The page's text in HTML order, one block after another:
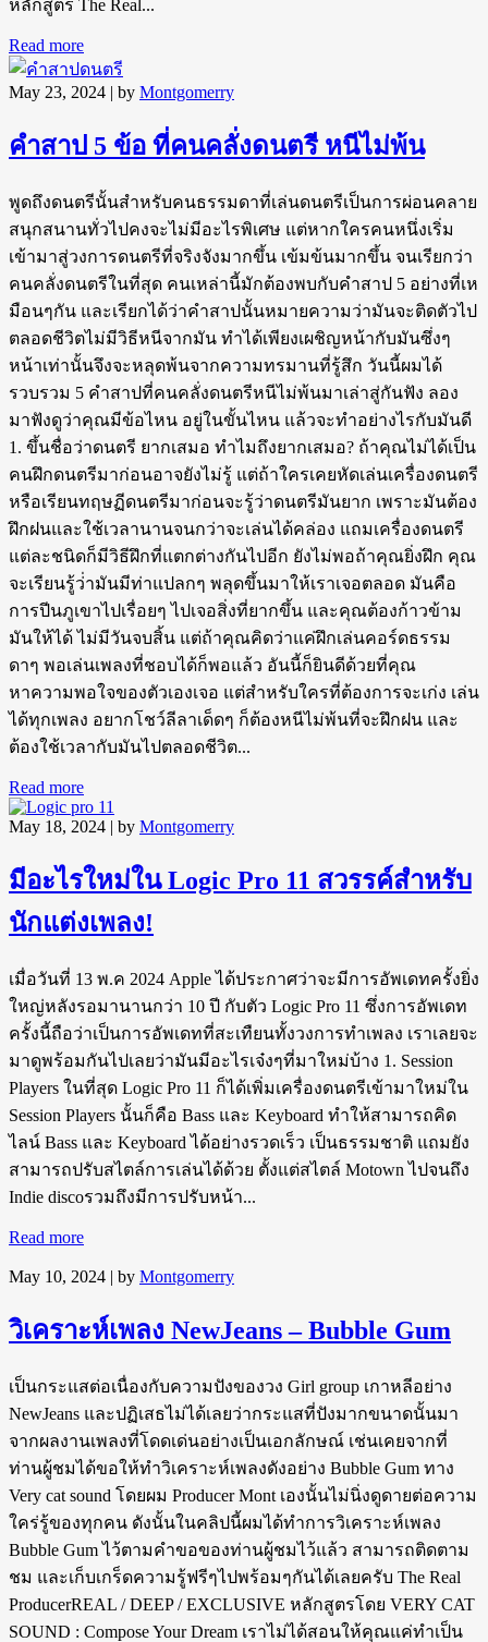
หลักสูตร The Real...
Read more
May 23, 2024 | by Montgomerry
คำสาป 5 ข้อ ที่คนคลั่งดนตรี หนีไม่พ้น
พูดถึงดนตรีนั้นสำหรับคนธรรมดาที่เล่นดนตรีเป็นการผ่อนคลาย
สนุกสนานทั่วไปคงจะไม่มีอะไรพิเศษ แต่หากใครคนหนึ่งเริ่ม
เข้ามาสู่วงการดนตรีที่จริงจังมากขึ้น เข้มข้นมากขึ้น จนเรียกว่า
คนคลั่งดนตรีในที่สุด คนเหล่านี้มักต้องพบกับคำสาป 5 อย่างที่เห
มือนๆกัน และเรียกได้ว่าคำสาปนั้นหมายความว่ามันจะติดตัวไป
ตลอดชีวิตไม่มีวิธีหนีจากมัน ทำได้เพียงเผชิญหน้ากับมันซึ่งๆ
หน้าเท่านั้นจึงจะหลุดพ้นจากความทรมานที่รู้สึก วันนี้ผมได้
รวบรวม 5 คำสาปที่คนคลั่งดนตรีหนีไม่พ้นมาเล่าสู่กันฟัง ลอง
มาฟังดูว่าคุณมีข้อไหน อยู่ในขั้นไหน แล้วจะทำอย่างไรกับมันดี
1. ขึ้นชื่อว่าดนตรี ยากเสมอ ทำไมถึงยากเสมอ? ถ้าคุณไม่ได้เป็น
คนฝึกดนตรีมาก่อนอาจยังไม่รู้ แต่ถ้าใครเคยหัดเล่นเครื่องดนตรี
หรือเรียนทฤษฏีดนตรีมาก่อนจะรู้ว่าดนตรีมันยาก เพราะมันต้อง
ฝึกฝนและใช้เวลานานจนกว่าจะเล่นได้คล่อง แถมเครื่องดนตรี
แต่ละชนิดก็มีวิธีฝึกที่แตกต่างกันไปอีก ยังไม่พอถ้าคุณยิ่งฝึก คุณ
จะเรียนรู้ว่่ามันมีท่าแปลกๆ พลุดขึ้นมาให้เราเจอตลอด มันคือ
การปีนภูเขาไปเรื่อยๆ ไปเจอสิ่งที่ยากขึ้น และคุณต้องก้าวข้าม
มันให้ได้ ไม่มีวันจบสิ้น แต่ถ้าคุณคิดว่าแค่ฝึกเล่นคอร์ดธรรม
ดาๆ พอเล่นเพลงที่ชอบได้ก็พอแล้ว อันนี้ก็ยินดีด้วยที่คุณ
หาความพอใจของตัวเองเจอ แต่สำหรับใครที่ต้องการจะเก่ง เล่น
ได้ทุกเพลง อยากโชว์ลีลาเด็ดๆ ก็ต้องหนีไม่พ้นที่จะฝึกฝน และ
ต้องใช้เวลากับมันไปตลอดชีวิต...
Read more
May 18, 2024 | by Montgomerry
มีอะไรใหม่ใน Logic Pro 11 สวรรค์สำหรับ
นักแต่งเพลง!
เมื่อวันที่ 13 พ.ค 2024 Apple ได้ประกาศว่าจะมีการอัพเดทครั้งยิ่ง
ใหญ่หลังรอมานานกว่า 10 ปี กับตัว Logic Pro 11 ซึ่งการอัพเดท
ครั้งนี้ถือว่าเป็นการอัพเดทที่สะเทืยนทั้งวงการทำเพลง เราเลยจะ
มาดูพร้อมกันไปเลยว่ามันมีอะไรเจ๋งๆที่มาใหม่บ้าง 1. Session
Players ในที่สุด Logic Pro 11 ก็ได้เพิ่มเครื่องดนตรีเข้ามาใหม่ใน
Session Players นั้นก็คือ Bass และ Keyboard ทำให้สามารถคิด
ไลน์ Bass และ Keyboard ได้อย่างรวดเร็ว เป็นธรรมชาติ แถมยัง
สามารถปรับสไตล์การเล่นได้ด้วย ตั้งแต่สไตล์ Motown ไปจนถึง
Indie discoรวมถึงมีการปรับหน้า...
Read more
May 10, 2024 | by Montgomerry
วิเคราะห์เพลง NewJeans – Bubble Gum
เป็นกระแสต่อเนื่องกับความปังของวง Girl group เกาหลีอย่าง
NewJeans และปฏิเสธไม่ได้เลยว่ากระแสที่ปังมากขนาดนั้นมา
จากผลงานเพลงที่โดดเด่นอย่างเป็นเอกลักษณ์ เช่นเคยจากที่
ท่านผู้ชมได้ขอให้ทำวิเคราะห์เพลงดังอย่าง Bubble Gum ทาง
Very cat sound โดยผม Producer Mont เองนั้นไม่นิ่งดูดายต่อความ
ใคร่รู้ของทุกคน ดังนั้นในคลิปนี้ผมได้ทำการวิเคราะห์เพลง
Bubble Gum ไว้ตามคำขอของท่านผู้ชมไว้แล้ว สามารถติดตาม
ชม และเก็บเกร็ดความรู้ฟรีๆไปพร้อมๆกันได้เลยครับ The Real
ProducerREAL / DEEP / EXCLUSIVE หลักสูตรโดย VERY CAT
SOUND : Compose Your Dream เราไม่ได้สอนให้คุณแค่ทำเป็น